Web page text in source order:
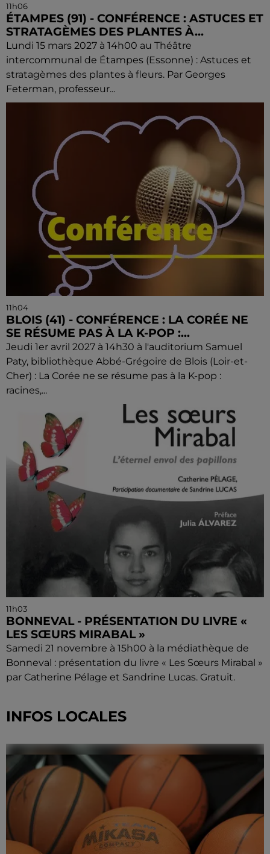
11h06
ÉTAMPES (91) - CONFÉRENCE : ASTUCES ET
STRATAGÈMES DES PLANTES À...
Lundi 15 mars 2027 à 14h00 au Théâtre
intercommunal de Étampes (Essonne) : Astuces et
stratagèmes des plantes à fleurs. Par Georges
Feterman, professeur...
11h04
BLOIS (41) - CONFÉRENCE : LA CORÉE NE
SE RÉSUME PAS À LA K-POP :...
Jeudi 1er avril 2027 à 14h30 à l'auditorium Samuel
Paty, bibliothèque Abbé-Grégoire de Blois (Loir-et-
Cher) : La Corée ne se résume pas à la K-pop :
racines,...
11h03
BONNEVAL - PRÉSENTATION DU LIVRE «
LES SŒURS MIRABAL »
Samedi 21 novembre à 15h00 à la médiathèque de
Bonneval : présentation du livre « Les Sœurs Mirabal »
par Catherine Pélage et Sandrine Lucas. Gratuit.
INFOS LOCALES